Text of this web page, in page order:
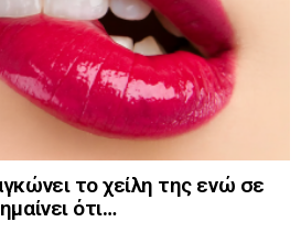
το χείλη της ενώ σε
ότι…